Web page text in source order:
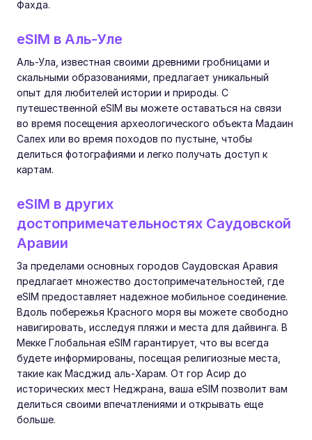
Фахда.
eSIM в Аль-Уле
Аль-Ула, известная своими древними гробницами и
скальными образованиями, предлагает уникальный
опыт для любителей истории и природы. С
путешественной eSIM вы можете оставаться на связи
во время посещения археологического объекта Мадаин
Салех или во время походов по пустыне, чтобы
делиться фотографиями и легко получать доступ к
картам.
eSIM в других
достопримечательностях Саудовской
Аравии
За пределами основных городов Саудовская Аравия
предлагает множество достопримечательностей, где
eSIM предоставляет надежное мобильное соединение.
Вдоль побережья Красного моря вы можете свободно
навигировать, исследуя пляжи и места для дайвинга. В
Мекке Глобальная eSIM гарантирует, что вы всегда
будете информированы, посещая религиозные места,
такие как Масджид аль-Харам. От гор Асир до
исторических мест Неджрана, ваша eSIM позволит вам
делиться своими впечатлениями и открывать еще
больше.